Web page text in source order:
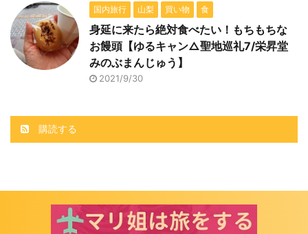
国内旅行 山梨 買い物 食
身延に来たら絶対食べたい！もちもちな
お饅頭【ゆるキャン△聖地巡礼7/栄昇堂
みのぶまんじゅう】
2021/9/30
購読する